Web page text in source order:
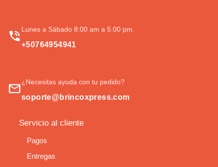
Lunes a Sábado 8:00 am a 5:00 pm.
+50764954941
¿Necesitas ayuda con tu pedido?
soporte@brincoxpress.com
Servicio al cliente
Pagos
Entregas